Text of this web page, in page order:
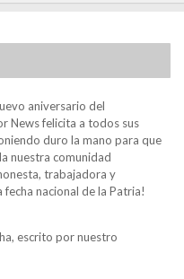
aniversario del
News felicita a todos sus
duro la mano para que
nuestra comunidad
trabajadora y
nacional de la Patria!
escrito por nuestro